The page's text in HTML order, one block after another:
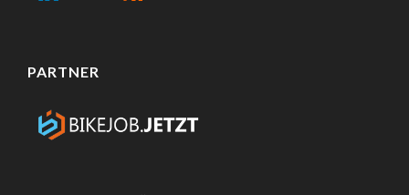
PARTNER